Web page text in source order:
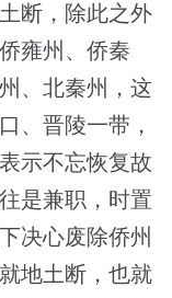
断，除此之外
雍州、侨秦
、北秦州，这
、晋陵一带，
示不忘恢复故
是兼职，时置
决心废除侨州
地土断，也就